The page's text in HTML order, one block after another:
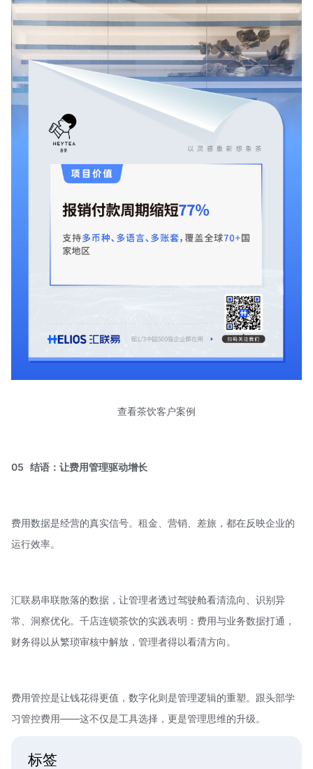
查看茶饮客户案例
05 结语：让费用管理驱动增长
费用数据是经营的真实信号。租金、营销、差旅，都在反映企业的
运行效率。
汇联易串联散落的数据，让管理者透过驾驶舱看清流向、识别异
常、洞察优化。千店连锁茶饮的实践表明：费用与业务数据打通，
财务得以从繁琐审核中解放，管理者得以看清方向。
费用管控是让钱花得更值，数字化则是管理逻辑的重塑。跟头部学
习管控费用——这不仅是工具选择，更是管理思维的升级。
标签